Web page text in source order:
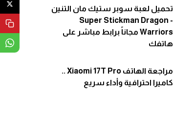
تحميل لعبة سوبر ستيك مان التنين
- Super Stickman Dragon
Warriors مجاناً برابط مباشر على
هاتفك
مراجعة الهاتف Xiaomi 17T Pro ..
كاميرا احترافية وأداء سريع